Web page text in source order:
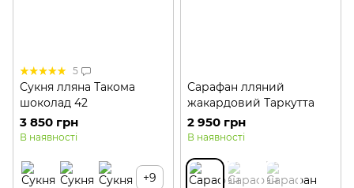
5
Сукня лляна Такома
шоколад 42
3 850 грн
В наявності
+9
Сарафан лляний
жакардовий Таркутта
2 950 грн
В наявності